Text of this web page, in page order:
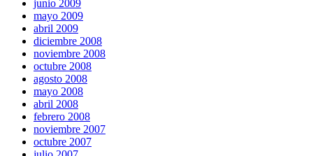
junio 2009
mayo 2009
abril 2009
diciembre 2008
noviembre 2008
octubre 2008
agosto 2008
mayo 2008
abril 2008
febrero 2008
noviembre 2007
octubre 2007